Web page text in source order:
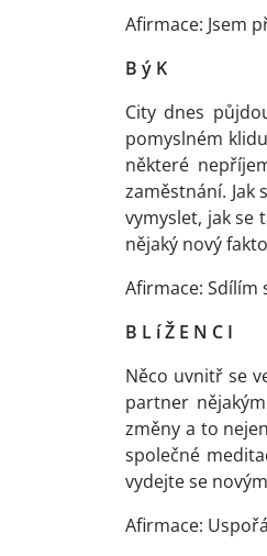
Afirmace: Jsem
B ý K
City dnes
pomyslném
některé
zaměstnání. Jak
vymyslet, jak se
nějaký nový
Afirmace:
B L í Ž E N C I
Něco uvnitř se
partner
změny a to
společné
vydejte se
Afirmace: